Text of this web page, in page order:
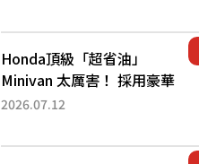
運動化「底盤設定」！還配
備專屬豪華...
Honda頂級「超省油」
Minivan 太厲害！ 採用豪華
「真皮座椅」與專屬「黑色
公里，兼具優異節能表現與
2026.07.12